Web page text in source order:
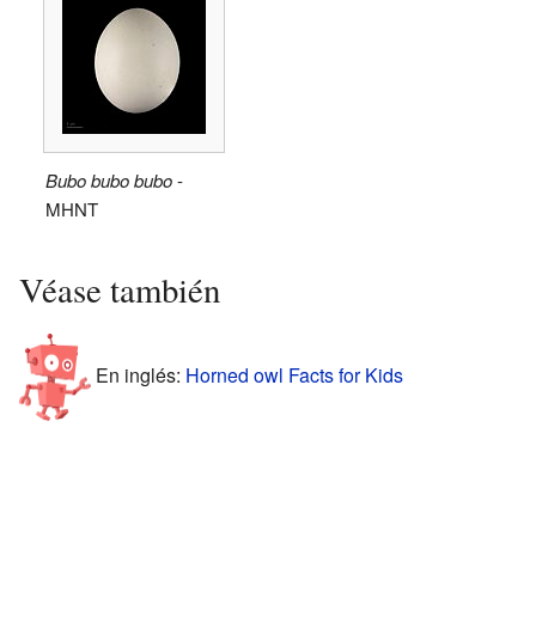
Bubo bubo bubo-
MHNT
Véase también
En inglés: Horned owl Facts for Kids